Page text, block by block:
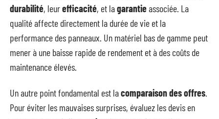
durabilité, leurefficacité, et lagarantieassociée. La
qualité affecte directement la durée de vie et la
performance des panneaux. Un matériel bas de gamme peut
mener à une baisse rapide de rendement et à des coûts de
maintenance élevés.
Un autre point fondamental est lacomparaison des offres
Pour éviter les mauvaises surprises, évaluez les devis en